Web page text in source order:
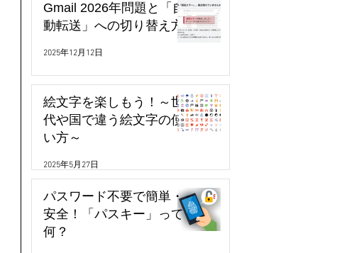
Gmail 2026年問題と「自
動転送」への切り替え方
2025年12月12日
絵文字を楽しもう！～世
代や国で違う絵文字の使
い方～
2025年5月27日
パスワード不要で簡単・
安全！「パスキー」って
何？